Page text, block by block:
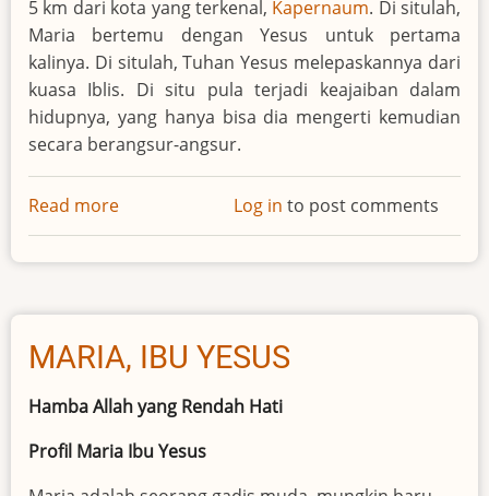
5 km dari kota yang terkenal, Kapernaum. Di situlah,
Maria bertemu dengan Yesus untuk pertama
kalinya. Di situlah, Tuhan Yesus melepaskannya dari
kuasa Iblis. Di situ pula terjadi keajaiban dalam
hidupnya, yang hanya bisa dia mengerti kemudian
secara berangsur-angsur.
Read more
Maria
Magdalena
Log in to post comments
MARIA, IBU YESUS
Hamba Allah yang Rendah Hati
Profil Maria Ibu Yesus